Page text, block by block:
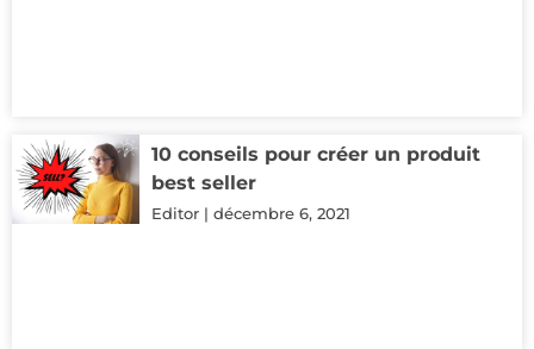
10 conseils pour créer un produit
best seller
Editor décembre 6, 2021